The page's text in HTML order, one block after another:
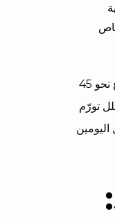
نَم تلك الليلة ورأسك مرفوع نحو 45
تورّم
اليومين
الأيام 1–3: